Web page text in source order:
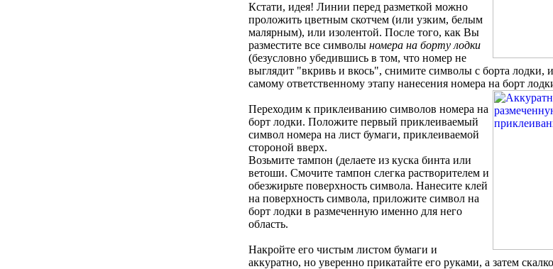
Кстати, идея! Линии перед разметкой можно
проложить цветным скотчем (или узким, белым
малярным), или изолентой. После того, как Вы
разместите все символы номера на борту лодки
(безусловно убедившись в том, что номер не
выглядит "вкривь и вкось", снимите символы с борта лодки,
самому ответственному этапу нанесения номера на борт
Переходим к приклеиванию символов номера на
борт лодки. Положите первый приклеиваемый
символ номера на лист бумаги, приклеиваемой
стороной вверх.
Возьмите тампон (делаете из куска бинта или
ветоши. Смочите тампон слегка растворителем и
обезжирьте поверхность символа. Нанесите клей
на поверхность символа, приложите символ на
борт лодки в размеченную именно для него
область.
Накройте его чистым листом бумаги и
аккуратно, но уверенно прикатайте его руками, а затем